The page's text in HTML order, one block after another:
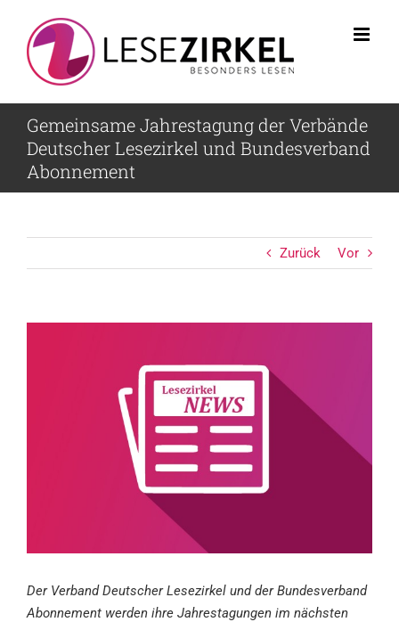
Inhalt
springen
Gemeinsame Jahrestagung der Verbände
Deutscher Lesezirkel und Bundesverband
Abonnement
Zurück Vor
Der Verband Deutscher Lesezirkel und der Bundesverband
Abonnement werden ihre Jahrestagungen im nächsten